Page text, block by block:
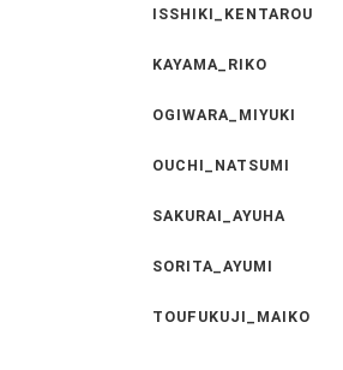
ISSHIKI_KENTAROU
KAYAMA_RIKO
OGIWARA_MIYUKI
OUCHI_NATSUMI
SAKURAI_AYUHA
SORITA_AYUMI
TOUFUKUJI_MAIKO